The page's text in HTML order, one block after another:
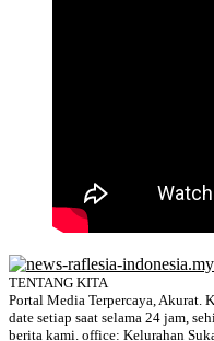
TENTANG KITA
Portal Media Terpercaya, Akurat.
date setiap saat selama 24 jam,
berita kami. office: Kelurahan